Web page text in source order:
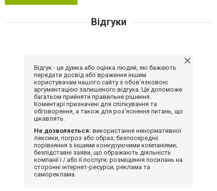
Відгуки
Відгук - це думка або оцінка людей, які бажають
передати досвід або враження іншим
користувачам нашого сайту з обов'язковою
аргументацією залишеного відгука. Це допоможе
багатьом прийняти правильне рішення.
Коментарі призначені для спілкування та
обговорення, а також для роз'яснення питань, що
цікавлять.
Не дозволяється: використання ненормативної
лексики, погроз або образ; безпосереднє
порівняння з іншими конкуруючими компаніями;
безпідставні заяви, що ображають діяльність
компанії і / або її послуги; розміщення посилань на
сторонні інтернет-ресурси; реклама та
самореклама.